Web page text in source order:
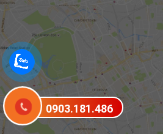
0903.181.486